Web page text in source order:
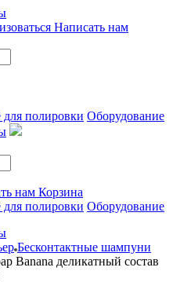
Написать нам
для полировки Оборудование
нам Корзина
для полировки Оборудование
Бесконтактные шампуни
Banana деликатный состав